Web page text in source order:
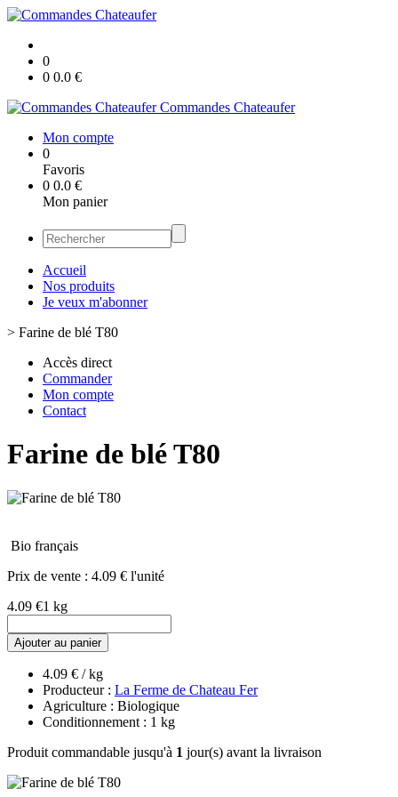
0
0 0.0 €
Commandes Chateaufer
Mon compte
0
Favoris
0 0.0 €
Mon panier
Accueil
Nos produits
Je veux m'abonner
> Farine de blé T80
Accès direct
Commander
Mon compte
Contact
Farine de blé T80
Bio français
Prix de vente : 4.09 € l'unité
4.09 €1 kg
Ajouter au panier
4.09 € / kg
Producteur : La Ferme de Chateau Fer
Agriculture : Biologique
Conditionnement : 1 kg
Produit commandable jusqu'à 1 jour(s) avant la livraison